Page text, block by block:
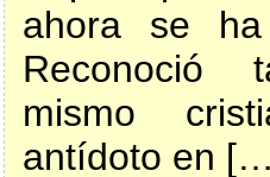
ahora se
Reconoció
mismo
antídoto en